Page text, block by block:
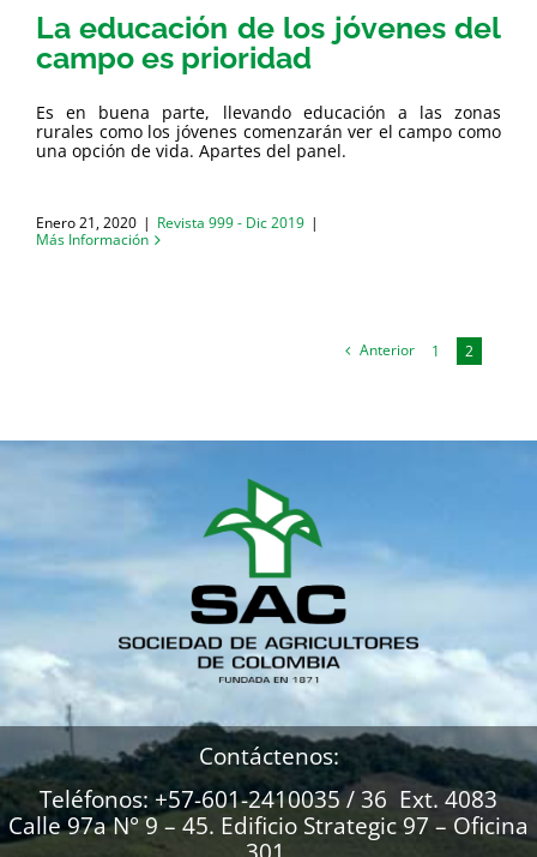
La educación de los jóvenes del
campo es prioridad
Es en buena parte, llevando educación a las zonas
rurales como los jóvenes comenzarán ver el campo como
una opción de vida. Apartes del panel.
Enero 21, 2020 | Revista 999 - Dic 2019 |
Más Información
Anterior 1 2
Contáctenos:
Teléfonos: +57-601-2410035 / 36 Ext. 4083
Calle 97a N° 9 – 45. Edificio Strategic 97 – Oficina